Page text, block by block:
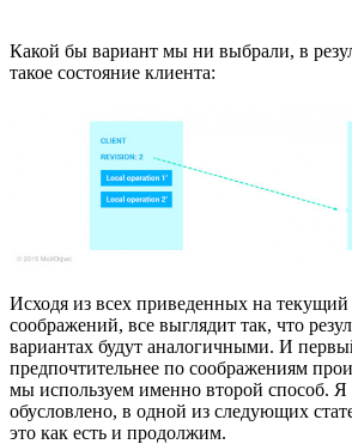
Какой бы вариант мы ни выбрали, в
такое состояние клиента:
Исходя из всех приведенных на
соображений, все выглядит так, что
вариантах будут аналогичными. И
предпочтительнее по соображениям
мы используем именно второй способ. Я
обусловлено, в одной из следующих
это как есть и продолжим.